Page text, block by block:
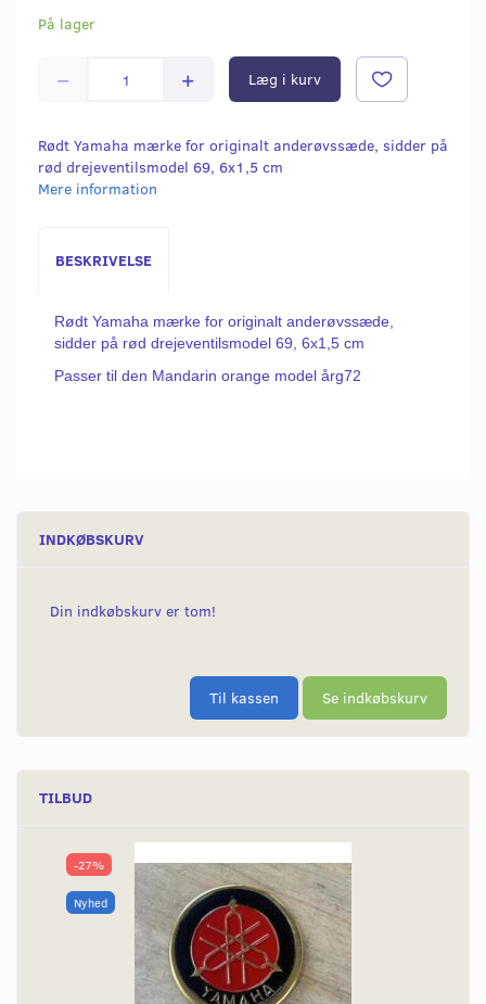
På lager
Læg i kurv
Rødt Yamaha mærke for originalt anderøvssæde, sidder på
rød drejeventilsmodel 69, 6x1,5 cm
Mere information
BESKRIVELSE
Rødt Yamaha mærke for originalt anderøvssæde,
sidder på rød drejeventilsmodel 69, 6x1,5 cm
Passer til den Mandarin orange model årg72
INDKØBSKURV
Din indkøbskurv er tom!
Til kassen Se indkøbskurv
TILBUD
-27%
Nyhed